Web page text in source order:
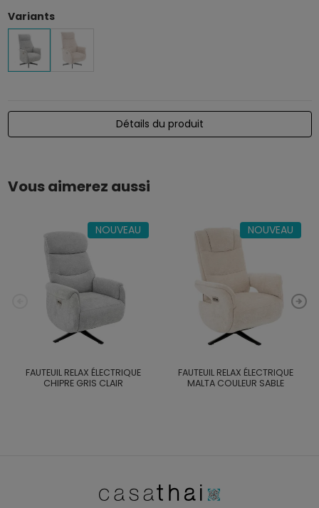
Variants
Détails du produit
Vous aimerez aussi
NOUVEAU
FAUTEUIL RELAX ÉLECTRIQUE
CHIPRE GRIS CLAIR
NOUVEAU
FAUTEUIL RELAX ÉLECTRIQUE
MALTA COULEUR SABLE